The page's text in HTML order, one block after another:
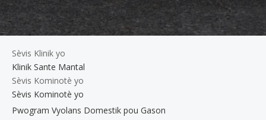
Sèvis Klinik yo
Klinik Sante Mantal
Sèvis Kominotè yo
Sèvis Kominotè yo
Pwogram Vyolans Domestik pou Gason